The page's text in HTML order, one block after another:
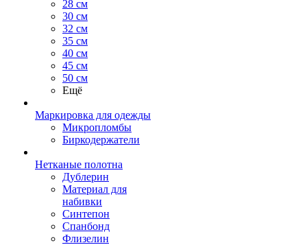
28 см
30 см
32 см
35 см
40 см
45 см
50 см
Ещё
Маркировка для одежды
Микропломбы
Биркодержатели
Нетканые полотна
Дублерин
Материал для
набивки
Синтепон
Спанбонд
Флизелин